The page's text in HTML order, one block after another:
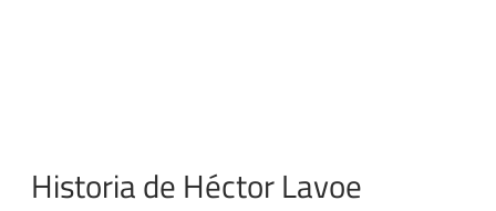
Historia de Héctor Lavoe